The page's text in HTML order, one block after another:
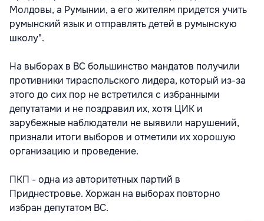
Молдовы, а Румынии, а его жителям придется учить
румынский язык и отправлять детей в румынскую
школу".
На выборах в ВС большинство мандатов получили
противники тираспольского лидера, который из-за
этого до сих пор не встретился с избранными
депутатами и не поздравил их, хотя ЦИК и
зарубежные наблюдатели не выявили нарушений,
признали итоги выборов и отметили их хорошую
организацию и проведение.
ПКП - одна из авторитетных партий в
Приднестровье. Хоржан на выборах повторно
избран депутатом ВС.